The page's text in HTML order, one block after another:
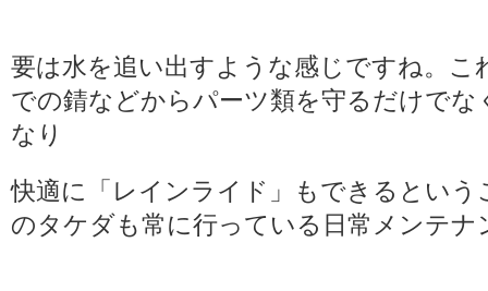
要は水を追い出すような感じですね。こ
での錆などからパーツ類を守るだけで
なり
快適に「レインライド」もできるとい
のタケダも常に行っている日常メンテナ